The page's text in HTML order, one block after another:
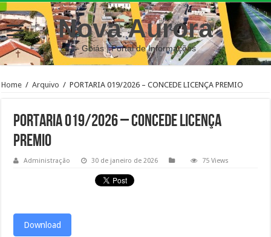
Nova Aurora
– Goiás | Portal de Informações
Home / Arquivo / PORTARIA 019/2026 – CONCEDE LICENÇA PREMIO
PORTARIA 019/2026 – CONCEDE LICENÇA
PREMIO
Administração 30 de janeiro de 2026 75 Views
Download